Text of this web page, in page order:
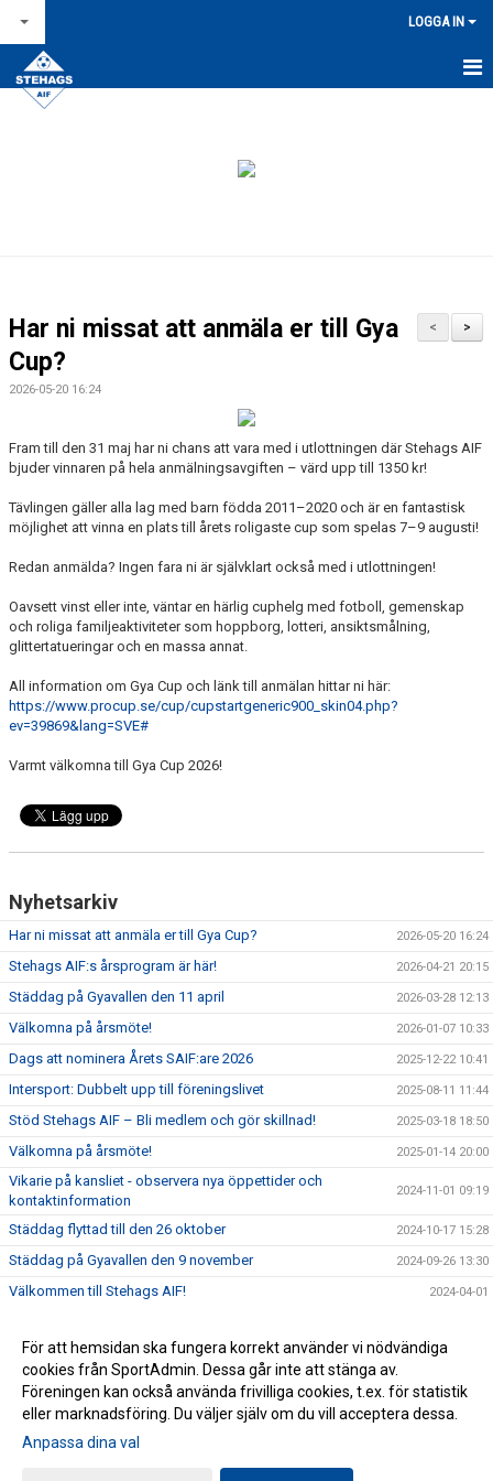
LOGGA IN
STARTSIDA
BILDGALLERI
FÖR LEDARE
FÖRSÄLJNINGAR / LAGKASSOR
>
<
Har ni missat att anmäla er till Gya
Cup?
2026-05-20 16:24
Fram till den 31 maj har ni chans att vara med i utlottningen där Stehags AIF
bjuder vinnaren på hela anmälningsavgiften – värd upp till 1350 kr!
Tävlingen gäller alla lag med barn födda 2011–2020 och är en fantastisk
möjlighet att vinna en plats till årets roligaste cup som spelas 7–9 augusti!
Redan anmälda? Ingen fara ni är självklart också med i utlottningen!
Oavsett vinst eller inte, väntar en härlig cuphelg med fotboll, gemenskap
och roliga familjeaktiviteter som hoppborg, lotteri, ansiktsmålning,
glittertatueringar och en massa annat.
All information om Gya Cup och länk till anmälan hittar ni här:
https://www.procup.se/cup/cupstartgeneric900_skin04.php?
ev=39869&lang=SVE#
Varmt välkomna till Gya Cup 2026!
Nyhetsarkiv
Har ni missat att anmäla er till Gya Cup? 2026-05-20 16:24
Stehags AIF:s årsprogram är här! 2026-04-21 20:15
Städdag på Gyavallen den 11 april 2026-03-28 12:13
Välkomna på årsmöte! 2026-01-07 10:33
Dags att nominera Årets SAIF:are 2026 2025-12-22 10:41
Intersport: Dubbelt upp till föreningslivet 2025-08-11 11:44
Stöd Stehags AIF – Bli medlem och gör skillnad! 2025-03-18 18:50
Välkomna på årsmöte! 2025-01-14 20:00
Vikarie på kansliet - observera nya öppettider och
kontaktinformation
2024-11-01 09:19
Städdag flyttad till den 26 oktober 2024-10-17 15:28
Städdag på Gyavallen den 9 november 2024-09-26 13:30
Välkommen till Stehags AIF! 2024-04-01
Gå till Webbversion
För att hemsidan ska fungera korrekt använder vi nödvändiga
cookies från SportAdmin. Dessa går inte att stänga av.
Föreningen kan också använda frivilliga cookies, t.ex. för statistik
eller marknadsföring. Du väljer själv om du vill acceptera dessa.
Anpassa dina val